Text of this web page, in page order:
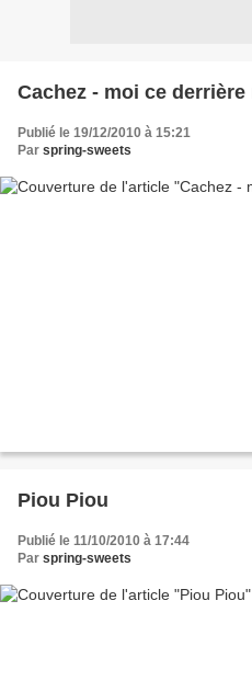
Cachez - moi ce
Publié le 19/12/2010 à 15:21
Par spring-sweets
Piou Piou
Publié le 11/10/2010 à 17:44
Par spring-sweets